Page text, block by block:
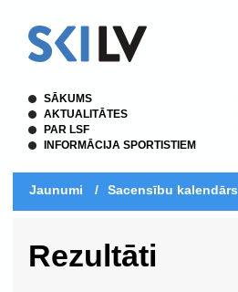
SĀKUMS
AKTUALITĀTES
PAR LSF
INFORMĀCIJA SPORTISTIEM
Jaunumi / Sacensību kalendārs
Rezultāti